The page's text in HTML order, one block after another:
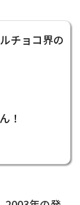
チョコ界の
！